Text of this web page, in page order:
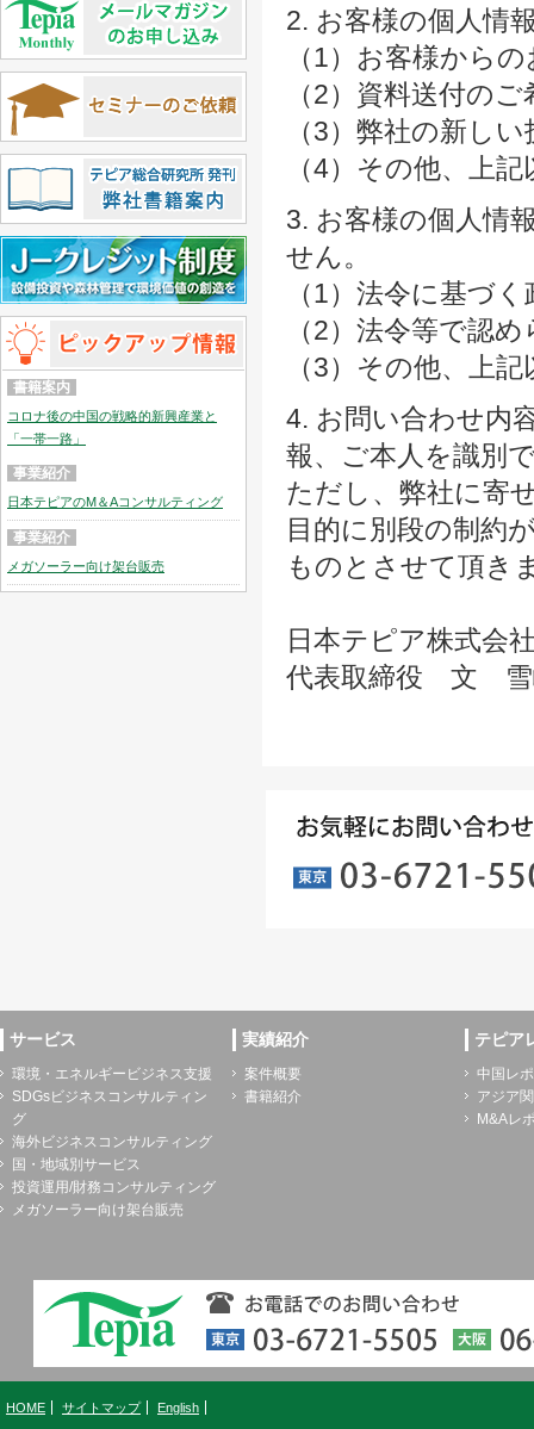
2. お客様の個人情
（1）お客様から
（2）資料送付の
（3）弊社の新し
（4）その他、上
3. お客様の個人情
せん。
（1）法令に基づ
（2）法令等で認
（3）その他、上
4. お問い合わせ内
報、ご本人を識別
ただし、弊社に寄
目的に別段の制約
ものとさせて頂き
日本テピア株式会
代表取締役 文 雪
書籍案内
コロナ後の中国の戦略的新興産業と
「一帯一路」
事業紹介
日本テピアのM＆Aコンサルティング
事業紹介
メガソーラー向け架台販売
サービス
環境・エネルギービジネス支援
SDGsビジネスコンサルティン
グ
海外ビジネスコンサルティング
国・地域別サービス
投資運用/財務コンサルティング
メガソーラー向け架台販売
実績紹介
案件概要
書籍紹介
テピア
中国レ
アジア
M&Aレ
HOME サイトマップ English